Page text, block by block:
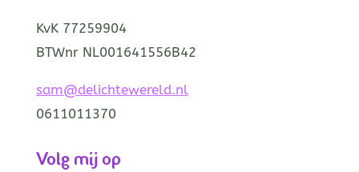
KvK 77259904
BTWnr NL001641556B42
sam@delichtewereld.nl
0611011370
Volg mij op